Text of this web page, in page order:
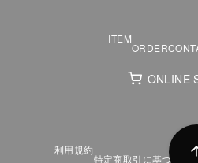
ITEM
ORDER
ONLINE
利用規約
特定商取引に基づく表記